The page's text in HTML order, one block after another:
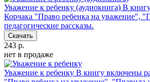
Уважение к ребенку (аудиокнига) В
Корчака "Право ребенка на уважение",
педагогические рассказы.
Скачать
243 р.
нет в продаже
Уважение к ребенку В книгу включены